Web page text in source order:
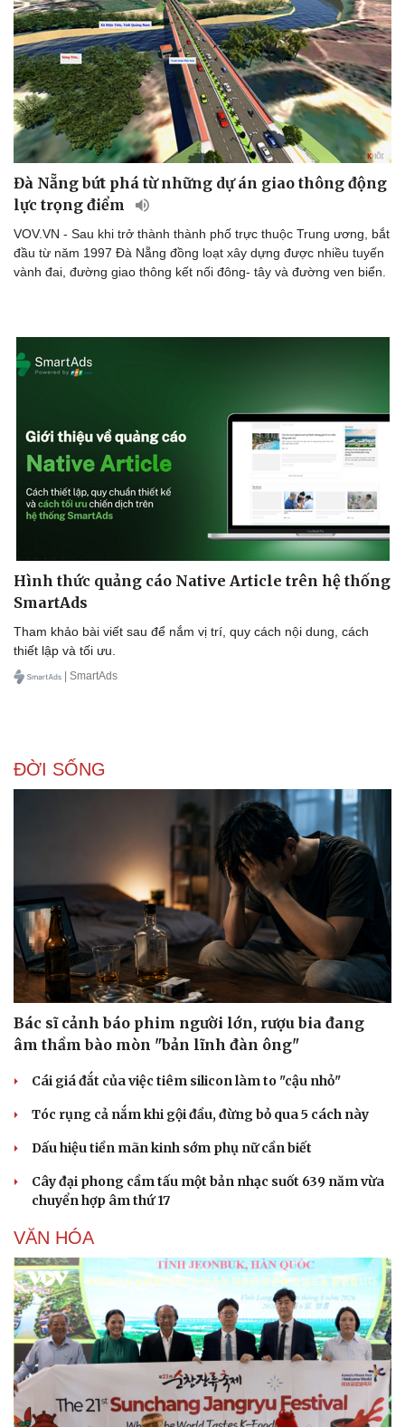
Doanh nghiệp
Thông tin doanh nghiệp
Doanh nghiệp 24h
Doanh nhân
Vì cộng đồng
Công nghệ
Sành điệu
Tin Công nghệ
Trải nghiệm
Chuyển đổi số
Sức khỏe
Dinh dưỡng - món ngon
Cây thuốc
Sản phụ khoa
Đời sống
Nhà đẹp
Blog
Tình yêu - Gia đình
Đà Nẵng bứt phá từ những dự án giao thông động
lực trọng điểm
VOV.VN - Sau khi trở thành thành phố trực thuộc Trung ương, bắt
đầu từ năm 1997 Đà Nẵng đồng loạt xây dựng được nhiều tuyến
vành đai, đường giao thông kết nối đông- tây và đường ven biển.
Hình thức quảng cáo Native Article trên hệ thống
SmartAds
Tham khảo bài viết sau để nắm vị trí, quy cách nội dung, cách
thiết lập và tối ưu.
| SmartAds
ĐỜI SỐNG
Bác sĩ cảnh báo phim người lớn, rượu bia đang
âm thầm bào mòn "bản lĩnh đàn ông"
Cái giá đắt của việc tiêm silicon làm to "cậu nhỏ"
Tóc rụng cả nắm khi gội đầu, đừng bỏ qua 5 cách này
Dấu hiệu tiền mãn kinh sớm phụ nữ cần biết
Cây đại phong cầm tấu một bản nhạc suốt 639 năm vừa
chuyển hợp âm thứ 17
VĂN HÓA